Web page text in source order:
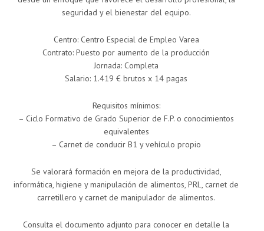
seguridad y el bienestar del equipo.
Centro: Centro Especial de Empleo Varea
Contrato: Puesto por aumento de la producción
Jornada: Completa
Salario: 1.419 € brutos x 14 pagas
Requisitos mínimos:
– Ciclo Formativo de Grado Superior de F.P. o conocimientos
equivalentes
– Carnet de conducir B1 y vehículo propio
Se valorará formación en mejora de la productividad,
informática, higiene y manipulación de alimentos, PRL, carnet de
carretillero y carnet de manipulador de alimentos.
Consulta el documento adjunto para conocer en detalle la